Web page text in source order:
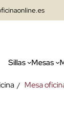
Sillas Mesas
Mesa